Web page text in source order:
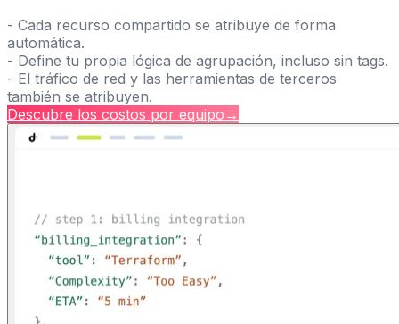
- Cada recurso compartido se atribuye de forma
automática.
- Define tu propia lógica de agrupación, incluso sin tags.
- El tráfico de red y las herramientas de terceros
también se atribuyen.
Descubre los costos por equipo →